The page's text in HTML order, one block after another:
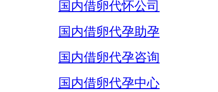
国内借卵代怀公司
国内借卵代孕助孕
国内借卵代孕咨询
国内借卵代孕中心